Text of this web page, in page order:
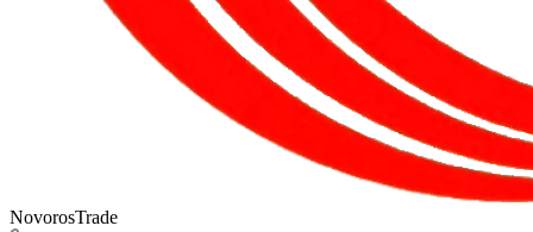
NovorosTrade